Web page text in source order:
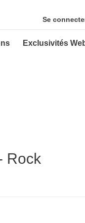
Exclusivités
Se
Rock